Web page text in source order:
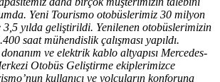
Yeni Tourismo otobüslerimiz 30 milyon
yılda geliştirildi. Yenilenen otobüslerimizin
saat mühendislik çalışması yapıldı.
ve elektrik kablo altyapısı Mercedes-
Otobüs Geliştirme ekiplerimizce
kullanıcı ve yolcuların konforuna